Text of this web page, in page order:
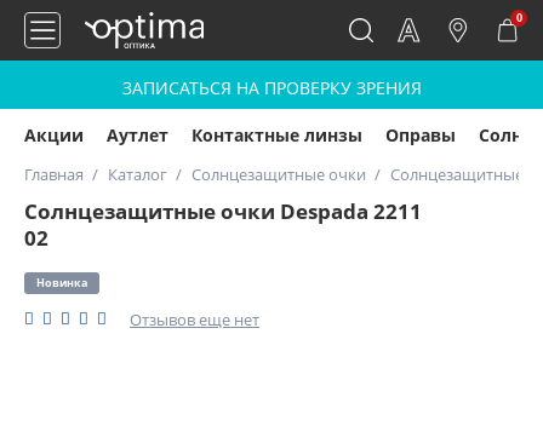
0
ЗАПИСАТЬСЯ НА ПРОВЕРКУ ЗРЕНИЯ
Акции Аутлет Контактные линзы Оправы
Главная Каталог Солнцезащитные очки Солнцезащитные
Солнцезащитные очки Despada 2211
02
Новинка
Отзывов еще нет